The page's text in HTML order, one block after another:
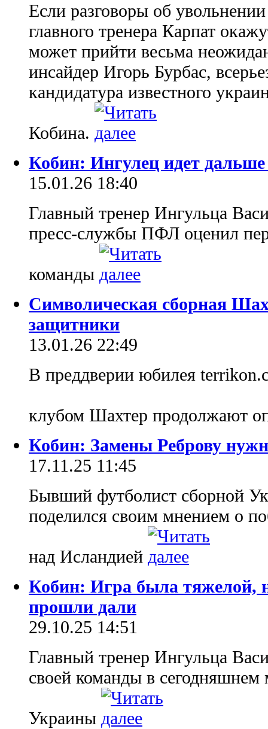
Если разговоры об
главного тренера Карпат
может прийти весьма
инсайдер Игорь Бурбас,
кандидатура известного
Кобина.
Кобин: Ингулец идет
15.01.26 18:40
Главный тренер Ингульца
пресс-службы ПФЛ оценил
команды
Символическая сборная
защитники
13.01.26 22:49
В преддверии юбилея
клубом Шахтер продолжают
Кобин: Замены Реброву
17.11.25 11:45
Бывший футболист сборной
поделился своим мнением о
над Исландией
Кобин: Игра была тяжелой,
прошли дали
29.10.25 14:51
Главный тренер Ингульца
своей команды в сегодняшнем
Украины